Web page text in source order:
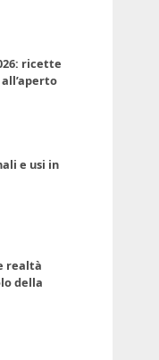
ricette
e usi in
realtà
della